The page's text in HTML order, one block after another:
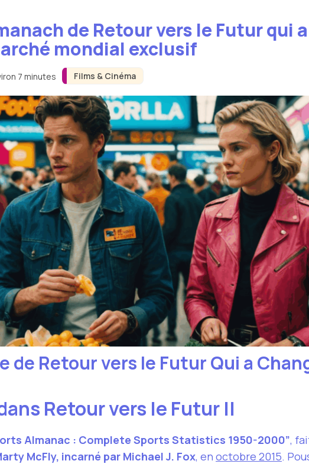
Films & Cinéma
de Retour vers le Futur qui
mondial exclusif
7 minutes
de Retour vers le Futur Qui a
Retour vers le Futur II
Almanac : Complete Sports Statistics 1950-2000”,
McFly, incarné par Michael J. Fox, en octobre 2015.